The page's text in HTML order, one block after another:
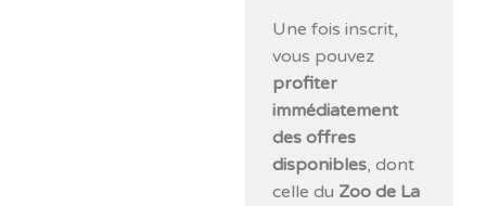
Une fois inscrit,
vous pouvez
profiter
immédiatement
des offres
disponibles, dont
celle du Zoo de La